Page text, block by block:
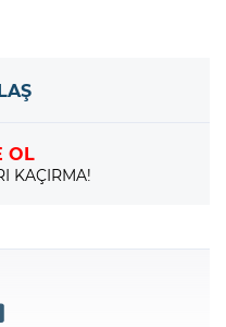
OL
KAÇIRMA!